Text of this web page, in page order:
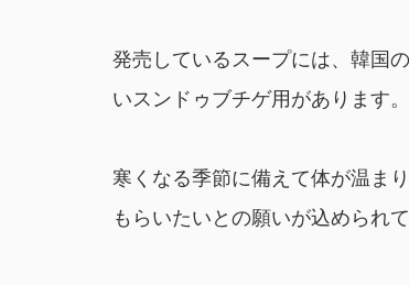
発売しているスープには、韓国
いスンドゥブチゲ用があります。
寒くなる季節に備えて体が温ま
もらいたいとの願いが込められて